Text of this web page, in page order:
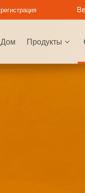
регистрация
Дом Продукты